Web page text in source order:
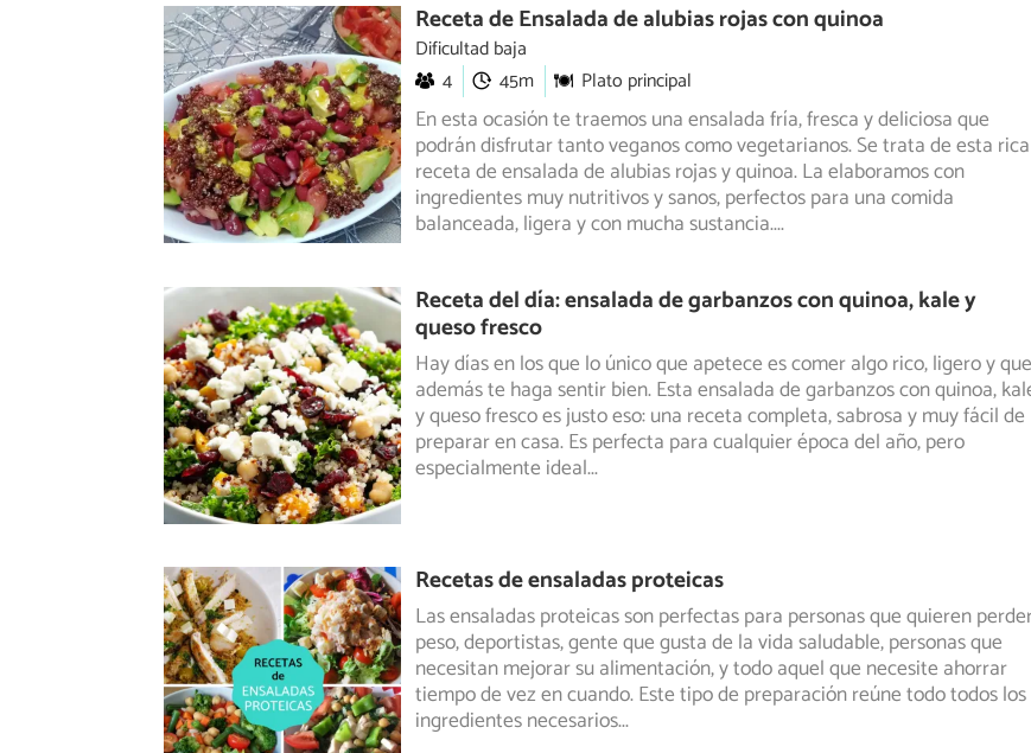
Receta de Ensalada de alubias rojas con quinoa
Dificultad baja
4
45m Plato principal
En esta ocasión te traemos una ensalada fría, fresca y deliciosa que
podrán disfrutar tanto veganos como vegetarianos. Se trata de esta rica
receta de ensalada de alubias rojas y quinoa. La elaboramos con
ingredientes muy nutritivos y sanos, perfectos para una comida
balanceada, ligera y con mucha sustancia....
Receta del día: ensalada de garbanzos con quinoa, kale y
queso fresco
Hay días en los que lo único que apetece es comer algo rico, ligero y que
además te haga sentir bien. Esta ensalada de garbanzos con quinoa,
y queso fresco es justo eso: una receta completa, sabrosa y muy fácil de
preparar en casa. Es perfecta para cualquier época del año, pero
especialmente ideal...
Recetas de ensaladas proteicas
Las ensaladas proteicas son perfectas para personas que quieren
peso, deportistas, gente que gusta de la vida saludable, personas que
necesitan mejorar su alimentación, y todo aquel que necesite ahorrar
tiempo de vez en cuando. Este tipo de preparación reúne todo todos los
ingredientes necesarios...